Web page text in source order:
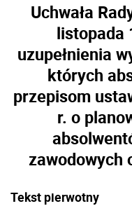
Uchwała
listopada
uzupełnienia
których
przepisom
r. o
zawodowych
Tekst pierwotny